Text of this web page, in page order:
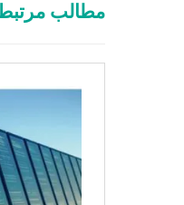
مطالب